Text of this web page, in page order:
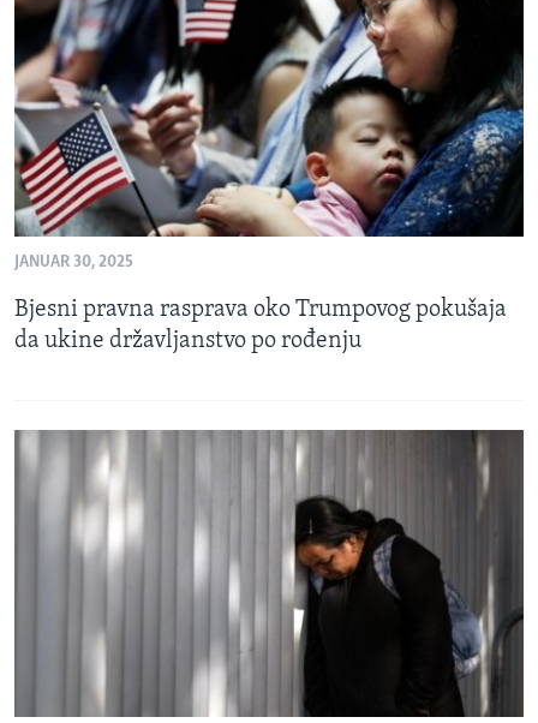
JANUAR 30, 2025
Bjesni pravna rasprava oko Trumpovog pokušaja
da ukine državljanstvo po rođenju